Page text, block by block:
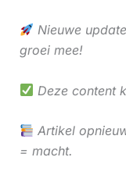
Nieuwe
groei mee!
Deze content
Artikel
= macht.